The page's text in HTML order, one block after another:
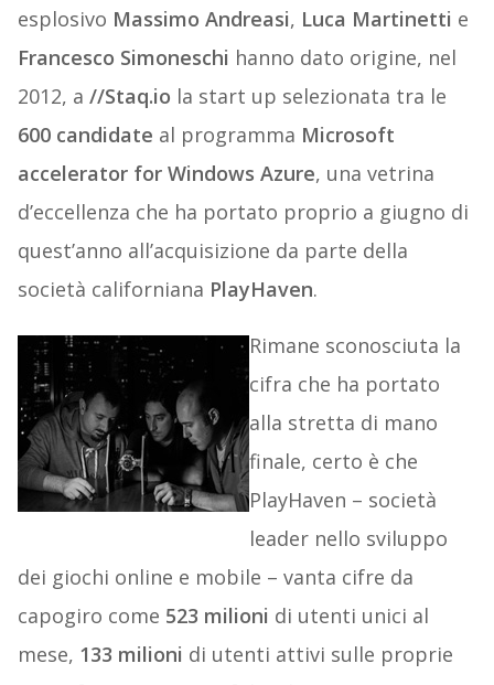
esplosivo Massimo Andreasi, Luca Martinetti e
Francesco Simoneschi hanno dato origine, nel
2012, a //Staq.io la start up selezionata tra le
600 candidate al programma Microsoft
accelerator for Windows Azure, una vetrina
d’eccellenza che ha portato proprio a giugno di
quest’anno all’acquisizione da parte della
società californiana PlayHaven.
Rimane sconosciuta la
cifra che ha portato
alla stretta di mano
finale, certo è che
PlayHaven – società
leader nello sviluppo
dei giochi online e mobile – vanta cifre da
capogiro come 523 milioni di utenti unici al
mese, 133 milioni di utenti attivi sulle proprie